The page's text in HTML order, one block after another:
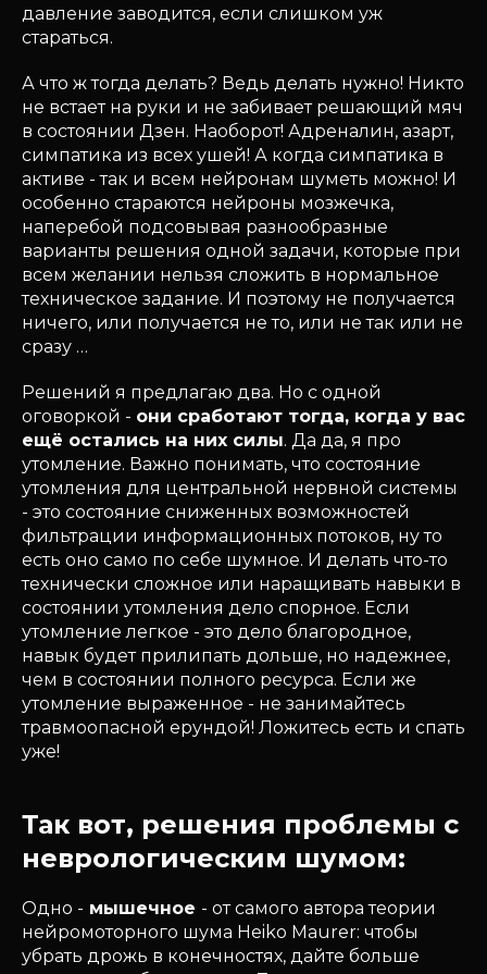
давление заводится, если слишком уж
стараться.
А что ж тогда делать? Ведь делать нужно! Никто
не встает на руки и не забивает решающий мяч
в состоянии Дзен. Наоборот! Адреналин, азарт,
симпатика из всех ушей! А когда симпатика в
активе - так и всем нейронам шуметь можно! И
особенно стараются нейроны мозжечка,
наперебой подсовывая разнообразные
варианты решения одной задачи, которые при
всем желании нельзя сложить в нормальное
техническое задание. И поэтому не получается
ничего, или получается не то, или не так или не
сразу …
Решений я предлагаю два. Но с одной
оговоркой - они сработают тогда, когда у вас
ещё остались на них силы. Да да, я про
утомление. Важно понимать, что состояние
утомления для центральной нервной системы
- это состояние сниженных возможностей
фильтрации информационных потоков, ну то
есть оно само по себе шумное. И делать что-то
технически сложное или наращивать навыки в
состоянии утомления дело спорное. Если
утомление легкое - это дело благородное,
навык будет прилипать дольше, но надежнее,
чем в состоянии полного ресурса. Если же
утомление выраженное - не занимайтесь
травмоопасной ерундой! Ложитесь есть и спать
уже!
Так вот, решения проблемы с
неврологическим шумом:
Одно - мышечное - от самого автора теории
нейромоторного шума Heiko Maurer: чтобы
убрать дрожь в конечностях, дайте больше